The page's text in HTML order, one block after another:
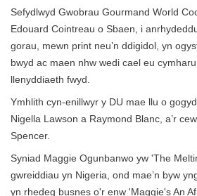
Sefydlwyd Gwobrau Gourmand World
Edouard Cointreau o Sbaen, i
gorau, mewn print neu’n ddigidol, yn
bwyd ac maen nhw wedi cael eu
llenyddiaeth fwyd.
Ymhlith cyn-enillwyr y DU mae llu o
Nigella Lawson a Raymond Blanc, a’r
Spencer.
Syniad Maggie Ogunbanwo yw 'The
gwreiddiau yn Nigeria, ond mae’n byw
yn rhedeg busnes o'r enw 'Maggie's An